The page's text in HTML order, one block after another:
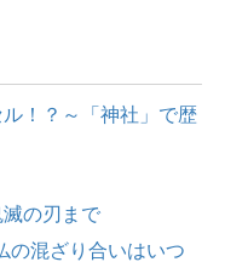
ル！？～「神社」で歴
の刃まで
混ざり合いはいつ